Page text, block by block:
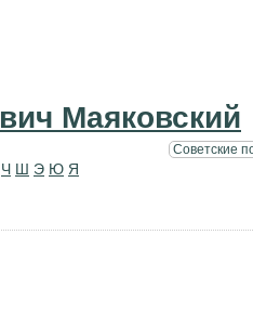
Маяковский
Советские
Ч Ш Э Ю Я